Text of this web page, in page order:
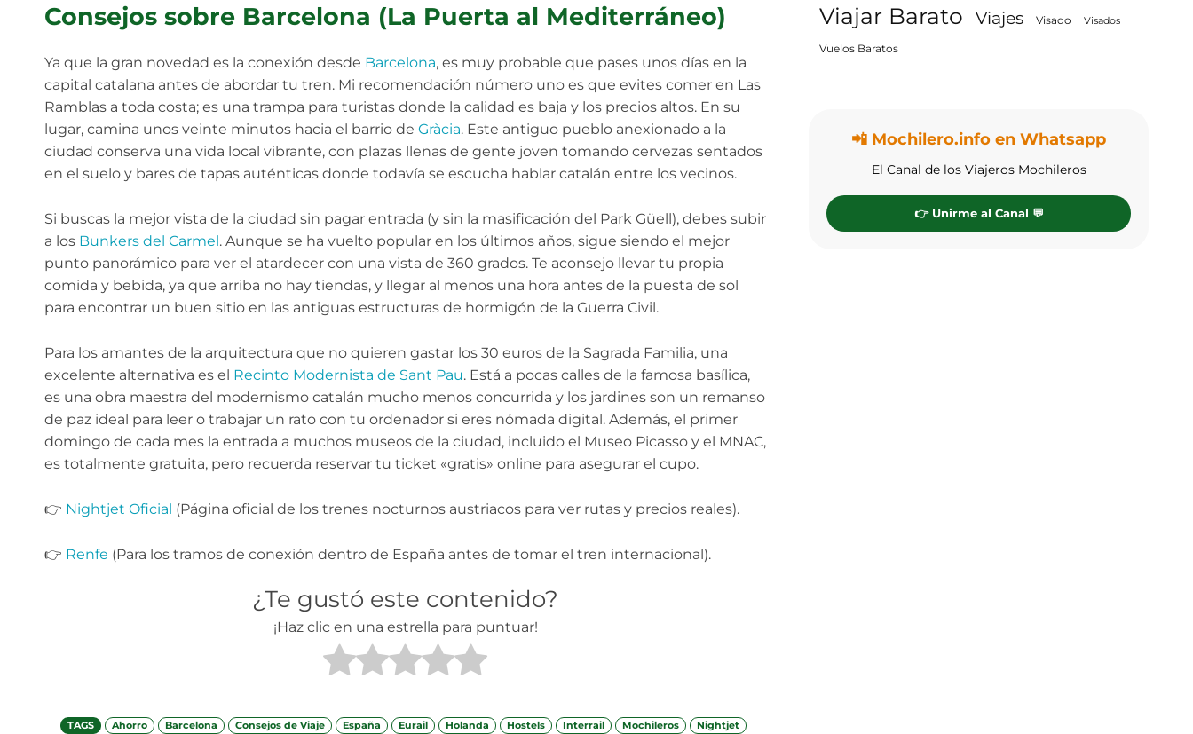
Consejos sobre Barcelona (La Puerta al Mediterráneo)
Ya que la gran novedad es la conexión desde Barcelona, es muy probable que pases unos días en la
capital catalana antes de abordar tu tren. Mi recomendación número uno es que evites comer en Las
Ramblas a toda costa; es una trampa para turistas donde la calidad es baja y los precios altos. En su
lugar, camina unos veinte minutos hacia el barrio de Gràcia. Este antiguo pueblo anexionado a la
ciudad conserva una vida local vibrante, con plazas llenas de gente joven tomando cervezas sentados
en el suelo y bares de tapas auténticas donde todavía se escucha hablar catalán entre los vecinos.
Si buscas la mejor vista de la ciudad sin pagar entrada (y sin la masificación del Park Güell), debes subir
a los Bunkers del Carmel. Aunque se ha vuelto popular en los últimos años, sigue siendo el mejor
punto panorámico para ver el atardecer con una vista de 360 grados. Te aconsejo llevar tu propia
comida y bebida, ya que arriba no hay tiendas, y llegar al menos una hora antes de la puesta de sol
para encontrar un buen sitio en las antiguas estructuras de hormigón de la Guerra Civil.
Para los amantes de la arquitectura que no quieren gastar los 30 euros de la Sagrada Familia, una
excelente alternativa es el Recinto Modernista de Sant Pau. Está a pocas calles de la famosa basílica,
es una obra maestra del modernismo catalán mucho menos concurrida y los jardines son un remanso
de paz ideal para leer o trabajar un rato con tu ordenador si eres nómada digital. Además, el primer
domingo de cada mes la entrada a muchos museos de la ciudad, incluido el Museo Picasso y el MNAC,
es totalmente gratuita, pero recuerda reservar tu ticket «gratis» online para asegurar el cupo.
👉 Nightjet Oficial (Página oficial de los trenes nocturnos austriacos para ver rutas y precios reales).
👉 Renfe (Para los tramos de conexión dentro de España antes de tomar el tren internacional).
¿Te gustó este contenido?
¡Haz clic en una estrella para puntuar!
TAGS Ahorro Barcelona Consejos de Viaje España Eurail Holanda Hostels Interrail Mochileros
Nightjet
Viajar Barato Viajes Visado Visados
Vuelos Baratos
📲 Mochilero.info en Whatsapp
El Canal de los Viajeros Mochileros
👉 Unirme al Canal 💬